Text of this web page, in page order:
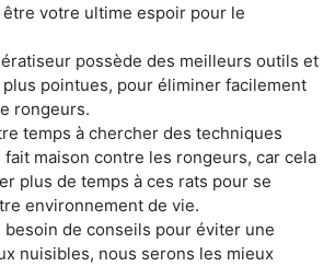
votre ultime espoir pour le
possède des meilleurs outils et
pointues, pour éliminer facilement
rongeurs.
temps à chercher des techniques
maison contre les rongeurs, car cela
plus de temps à ces rats pour se
environnement de vie.
besoin de conseils pour éviter une
nuisibles, nous serons les mieux